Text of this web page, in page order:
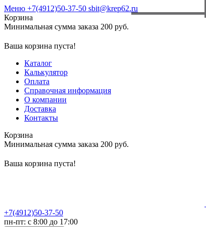
Меню +7(4912)50-37-50 sbit@krep62.ru
Корзина
Минимальная сумма заказа 200 руб.
Ваша корзина пуста!
Каталог
Калькулятор
Оплата
Справочная информация
О компании
Доставка
Контакты
Корзина
Минимальная сумма заказа 200 руб.
Ваша корзина пуста!
+7(4912)50-37-50
пн-пт: с 8:00 до 17:00